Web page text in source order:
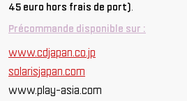
45 euro hors frais de port).
Précommande disponible sur :
www.cdjapan.co.jp
solarisjapan.com
www.play-asia.com